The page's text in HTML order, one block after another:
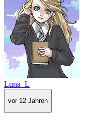
Luna_L
vor 12 Jahren